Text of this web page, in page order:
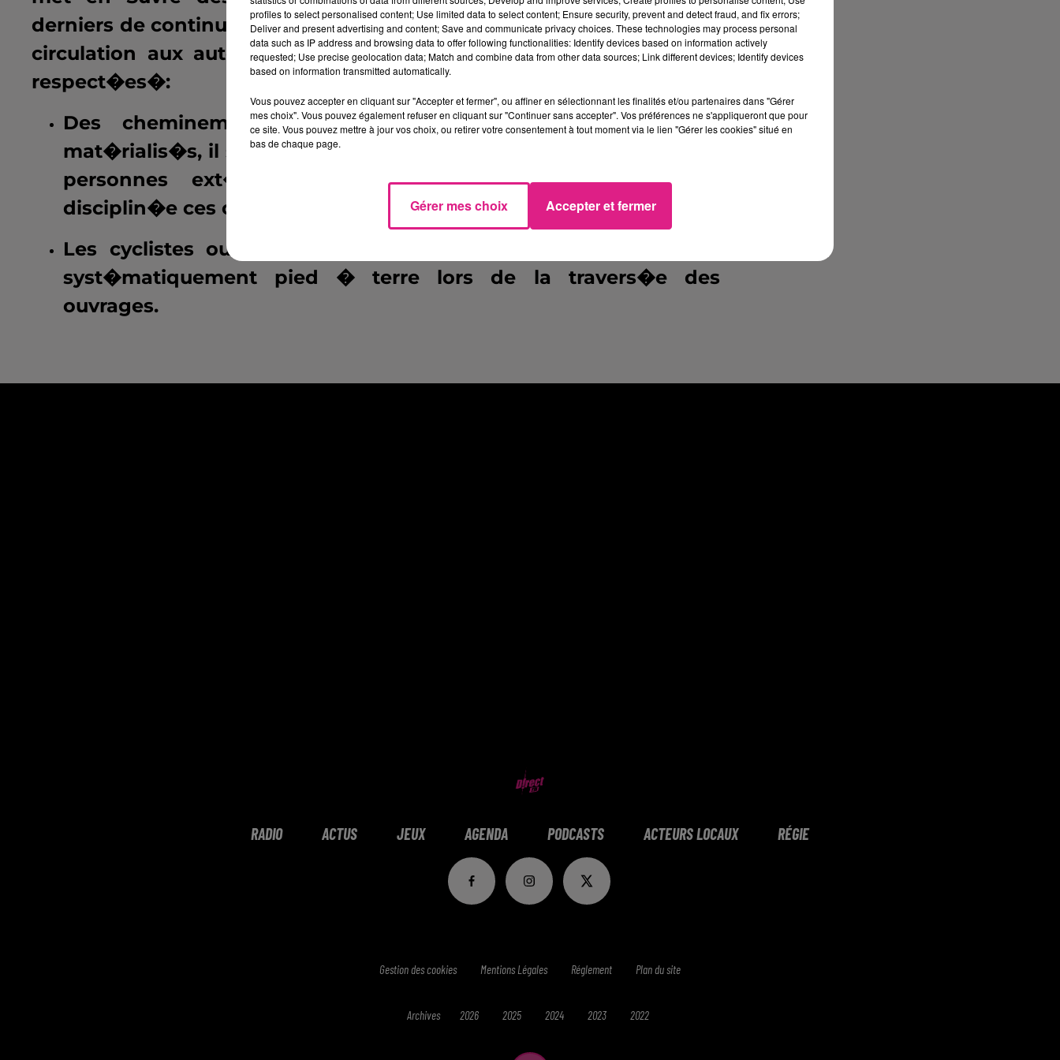
derniers de continuer � franchir les ouvrages pendant la coupure de
circulation aux automobilistes. Les r�gles suivantes devront �tre
respect�es�:
Des cheminements sp�cifiques seront mis en place et
mat�rialis�s, il sera n�cessaire pour la s�curit� de tous que les
personnes ext�rieures au chantier suivent de mani�re
disciplin�e ces cheminements.
Les cyclistes ou utilisateurs d'engins � roues devront mettre
syst�matiquement pied � terre lors de la travers�e des
ouvrages.
RADIO ACTUS JEUX AGENDA PODCASTS ACTEURS LOCAUX RÉGIE
Gestion des cookies Mentions Légales Réglement Plan du site
Archives 2026 2025 2024 2023 2022
profiles to select personalised content; Use limited data to select content; Ensure security, prevent and detect fraud, and fix errors;
Deliver and present advertising and content; Save and communicate privacy choices. These technologies may process personal
data such as IP address and browsing data to offer following functionalities: Identify devices based on information actively
requested; Use precise geolocation data; Match and combine data from other data sources; Link different devices; Identify devices
based on information transmitted automatically.
Vous pouvez accepter en cliquant sur "Accepter et fermer", ou affiner en sélectionnant les finalités et/ou partenaires dans "Gérer
mes choix". Vous pouvez également refuser en cliquant sur "Continuer sans accepter". Vos préférences ne s'appliqueront que pour
ce site. Vous pouvez mettre à jour vos choix, ou retirer votre consentement à tout moment via le lien "Gérer les cookies" situé en
bas de chaque page.
Gérer mes choix Accepter et fermer